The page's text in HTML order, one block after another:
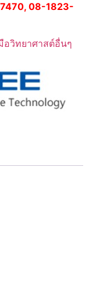
08-1823-
อวิทยาศาสต์อื่นๆ